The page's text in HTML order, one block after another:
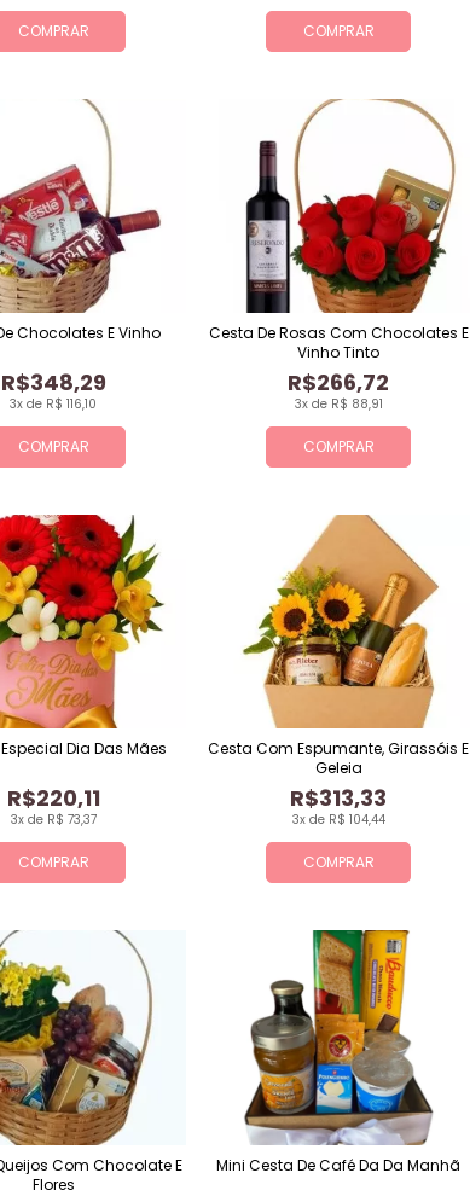
COMPRAR COMPRAR
COMPRAR
3x de R$ 116,10
R$348,29
Chocolates E Vinho
COMPRAR
3x de R$ 88,91
R$266,72
Cesta De Rosas Com Chocolates E
Vinho Tinto
COMPRAR
3x de R$ 73,37
R$220,11
Especial Dia Das Mães
COMPRAR
3x de R$ 104,44
R$313,33
Cesta Com Espumante, Girassóis E
Geleia
Com Chocolate E
Flores
Mini Cesta De Café Da Da Manhã